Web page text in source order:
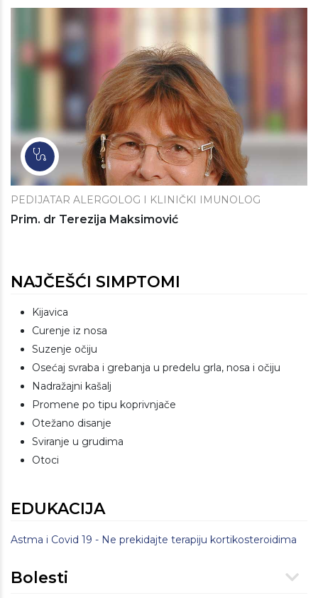
PEDIJATAR ALERGOLOG I KLINIČKI IMUNOLOG
Prim. dr Terezija Maksimović
NAJČEŠĆI SIMPTOMI
Kijavica
Curenje iz nosa
Suzenje očiju
Osećaj svraba i grebanja u predelu grla, nosa i očiju
Nadražajni kašalj
Promene po tipu koprivnjače
Otežano disanje
Sviranje u grudima
Otoci
EDUKACIJA
Astma i Covid 19 - Ne prekidajte terapiju kortikosteroidima
Bolesti